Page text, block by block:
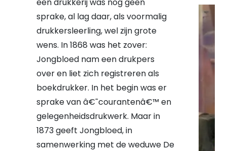
sprake, al lag daar, als voormalig
drukkersleerling, wel zijn grote
wens. In 1868 was het zover:
Jongbloed nam een drukpers
over en liet zich registreren als
boekdrukker. In het begin was er
sprake van â€˜courantenâ€™ en
gelegenheidsdrukwerk. Maar in
1873 geeft Jongbloed, in
samenwerking met de weduwe De